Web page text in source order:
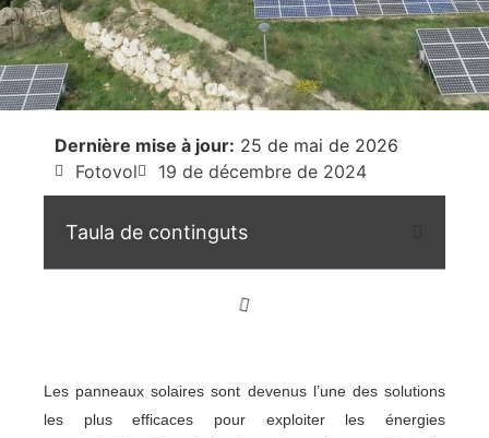
Dernière mise à jour: 25 de mai de 2026
Fotovol
19 de décembre de 2024
Taula de continguts
Les panneaux solaires sont devenus l’une des solutions
les plus efficaces pour exploiter les énergies